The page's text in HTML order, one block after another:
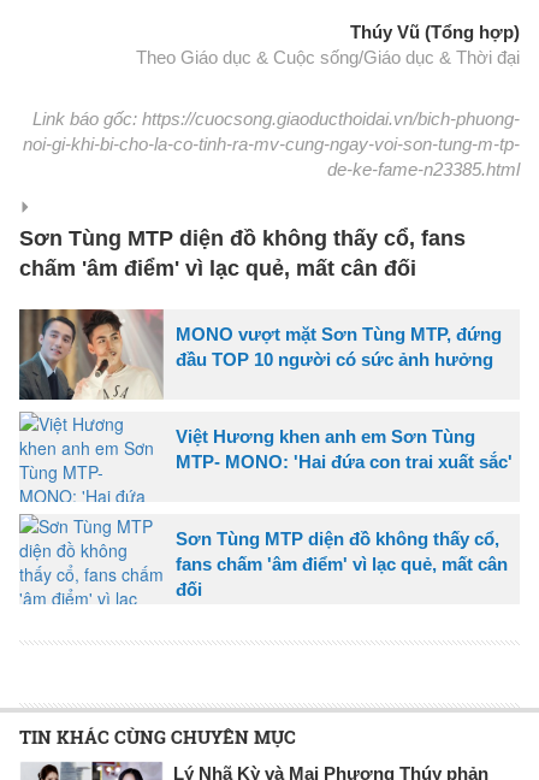
Thúy Vũ (Tổng hợp)
Theo Giáo dục & Cuộc sống/Giáo dục & Thời đại
Link báo gốc: https://cuocsong.giaoducthoidai.vn/bich-phuong-
noi-gi-khi-bi-cho-la-co-tinh-ra-mv-cung-ngay-voi-son-tung-m-tp-
de-ke-fame-n23385.html
Sơn Tùng MTP diện đồ không thấy cổ, fans
chấm 'âm điểm' vì lạc quẻ, mất cân đối
MONO vượt mặt Sơn Tùng MTP, đứng
đầu TOP 10 người có sức ảnh hưởng
Việt Hương khen anh em Sơn Tùng
MTP- MONO: 'Hai đứa con trai xuất sắc'
Sơn Tùng MTP diện đồ không thấy cổ,
fans chấm 'âm điểm' vì lạc quẻ, mất cân
đối
TIN KHÁC CÙNG CHUYÊN MỤC
Lý Nhã Kỳ và Mai Phương Thúy phản